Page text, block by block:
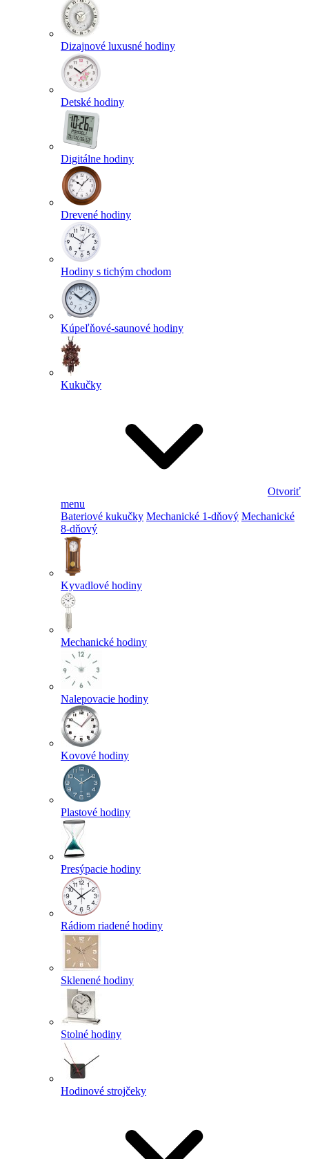
Dizajnové luxusné hodiny
Detské hodiny
Digitálne hodiny
Drevené hodiny
Hodiny s tichým chodom
Kúpeľňové-saunové hodiny
Kukučky
Otvoriť
menu
Bateriové kukučky Mechanické 1-dňový Mechanické
8-dňový
Kyvadlové hodiny
Mechanické hodiny
Nalepovacie hodiny
Kovové hodiny
Plastové hodiny
Presýpacie hodiny
Rádiom riadené hodiny
Sklenené hodiny
Stolné hodiny
Hodinové strojčeky